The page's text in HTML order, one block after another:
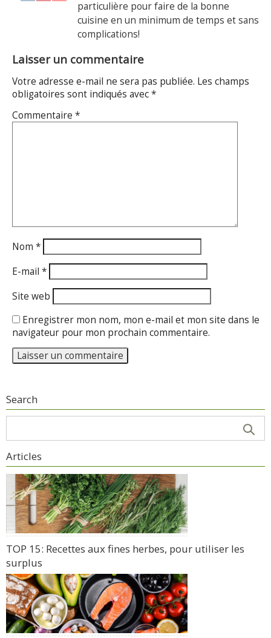
particulière pour faire de la bonne
cuisine en un minimum de temps et sans
complications!
Laisser un commentaire
Votre adresse e-mail ne sera pas publiée. Les champs
obligatoires sont indiqués avec*
Commentaire *
Nom *
E-mail *
Site web
Enregistrer mon nom, mon e-mail et mon site dans le
navigateur pour mon prochain commentaire.
Search
Articles
TOP 15: Recettes aux fines herbes, pour utiliser les
surplus